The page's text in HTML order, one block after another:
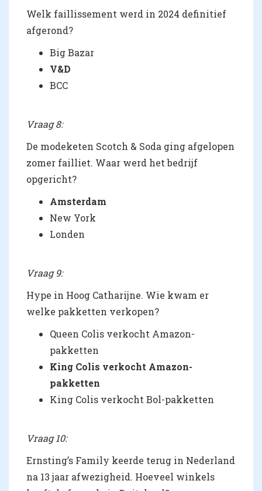
Welk faillissement werd in 2024 definitief
afgerond?
Big Bazar
V&D
BCC
Vraag 8:
De modeketen Scotch & Soda ging afgelopen
zomer failliet. Waar werd het bedrijf
opgericht?
Amsterdam
New York
Londen
Vraag 9:
Hype in Hoog Catharijne. Wie kwam er
welke pakketten verkopen?
Queen Colis verkocht Amazon-
pakketten
King Colis verkocht Amazon-
pakketten
King Colis verkocht Bol-pakketten
Vraag 10:
Ernsting’s Family keerde terug in Nederland
na 13 jaar afwezigheid. Hoeveel winkels